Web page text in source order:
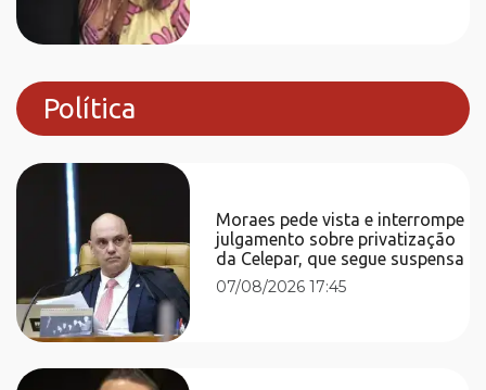
Política
Moraes pede vista e interrompe
julgamento sobre privatização
da Celepar, que segue suspensa
07/08/2026 17:45